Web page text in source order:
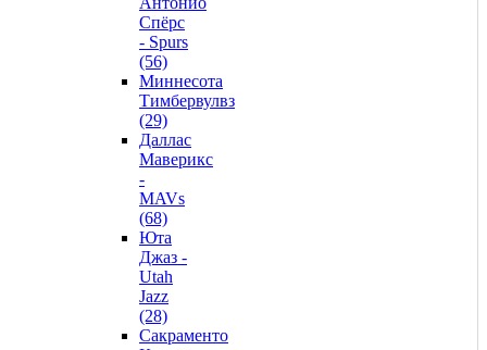
Спёрс
- Spurs
(56)
Миннесота
Тимбервулвз
(29)
Даллас
Маверикс
-
MAVs
(68)
Юта
Джаз -
Utah
Jazz
(28)
Сакраменто